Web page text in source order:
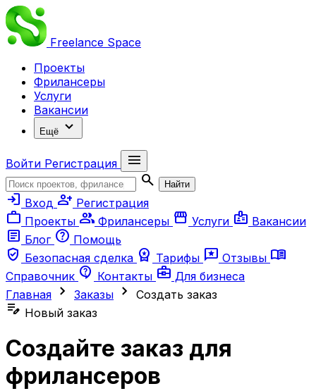
Freelance Space
Проекты
Фрилансеры
Услуги
Вакансии
Ещё expand_more
Войти Регистрация
menu
search
Найти
login Вход person_add Регистрация
work Проекты group Фрилансеры storefront Услуги badge Вакансии
article Блог help Помощь
verified_user Безопасная сделка workspace_premium Тарифы reviews Отзывы menu_book
Справочник contact_support Контакты business_center Для бизнеса
Главная chevron_right Заказы chevron_right Создать заказ
edit_note Новый заказ
Создайте заказ для
фрилансеров